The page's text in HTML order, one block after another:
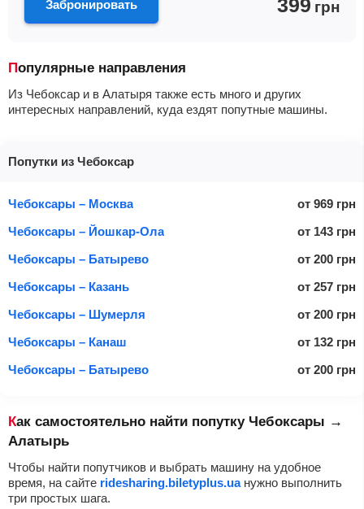
Забронировать 399 грн
Популярные направления
Из Чебоксар и в Алатыря также есть много и других
интересных направлений, куда ездят попутные машины.
Попутки из Чебоксар
Чебоксары – Москва от 969 грн
Чебоксары – Йошкар-Ола
от 143 грн
Чебоксары – Батырево
от 200 грн
Чебоксары – Казань
от 257 грн
Чебоксары – Шумерля
от 200 грн
Чебоксары – Канаш
от 132 грн
Чебоксары – Батырево
от 200 грн
Как самостоятельно найти попутку Чебоксары →
Алатырь
Чтобы найти попутчиков и выбрать машину на удобное
время, на сайте ridesharing.biletyplus.uaнужно выполнить
три простых шага.